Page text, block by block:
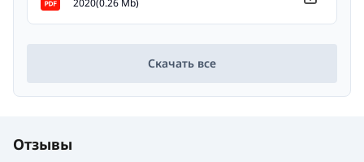
Скачать все
Отзывы